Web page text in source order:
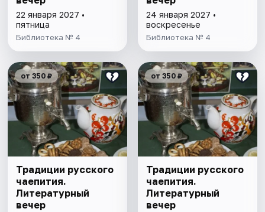
22 января 2027 •
пятница
Библиотека № 4
24 января 2027 •
воскресенье
Библиотека № 4
от 350 ₽
Традиции русского
чаепития.
Литературный
вечер
от 350 ₽
Традиции русского
чаепития.
Литературный
вечер